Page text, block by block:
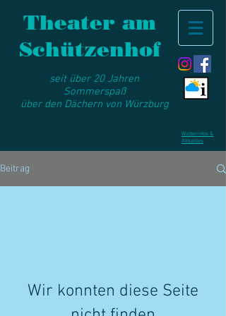
Theater am
Schützenhof
seit über 20 Jahren
Sommerspaß
über den Dächern von Würzburg
Wetterinfos &
Aktuelles
Beitrag
Wir konnten diese Seite